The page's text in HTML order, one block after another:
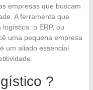
empresas que buscam
A ferramenta que
o ERP, ou
uma pequena empresa
um aliado essencial
?